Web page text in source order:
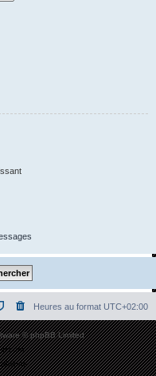
Heures au format UTC+02:00
© phpBB Limited